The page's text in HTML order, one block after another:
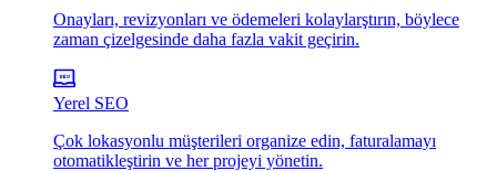
Onayları, revizyonları ve ödemeleri kolaylarştırın, böylece
zaman çizelgesinde daha fazla vakit geçirin.
Yerel SEO
Çok lokasyonlu müşterileri organize edin, faturalamayı
otomatikleştirin ve her projeyi yönetin.